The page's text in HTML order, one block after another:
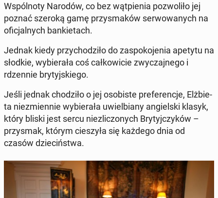
Wspól­no­ty Narodów, co bez wąt­pie­nia po­zwo­li­ło jej
poznać szeroką gamę przy­sma­ków ser­wo­wa­nych na
ofi­cjal­nych ban­kie­tach.
Jednak kiedy przy­cho­dzi­ło do za­spo­ko­je­nia apetytu na
słodkie, wy­bie­ra­ła coś cał­ko­wi­cie zwy­czaj­ne­go i
rdzen­nie bry­tyj­skie­go.
Jeśli jednak cho­dzi­ło o jej oso­bi­ste pre­fe­ren­cje, Elż­bie­
ta nie­zmien­nie wy­bie­ra­ła uwiel­bia­ny an­giel­ski klasyk,
który bliski jest sercu nie­zli­czo­nych Bry­tyj­czy­ków –
przy­smak, którym cie­szy­ła się każdego dnia od
czasów dzie­ciń­stwa.